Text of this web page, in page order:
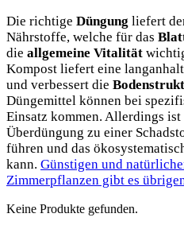
Die richtige Düngung liefert
Nährstoffe, welche für das
die allgemeine Vitalität
Kompost liefert eine
und verbessert die
Düngemittel können bei
Einsatz kommen. Allerdings
Überdüngung zu einer
führen und das
kann. Günstigen und
Zimmerpflanzen gibt es
Keine Produkte gefunden.